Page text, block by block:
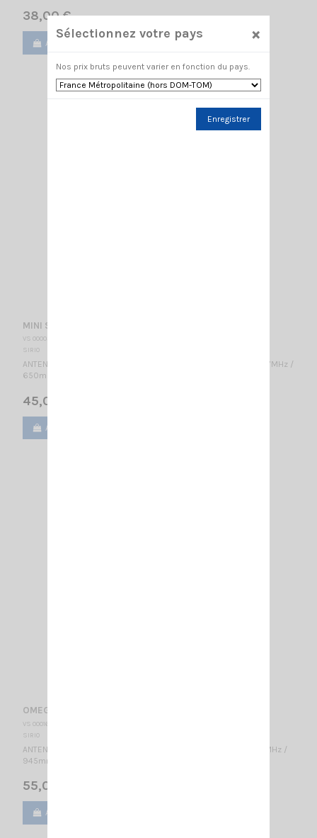
38,00 €
Ajouter au panier
MINI SNAKE 27 MAG SIRIO
VS 000032
SIRIO
ANTENNE MOBILE MAGNÉTIQUE / 26.5…27.4 MHz réglable / CB 27MHz /
650mm / Inclinable
45,00 €
Ajouter au panier
OMEGA 27 MAG SIRIO
VS 000163
SIRIO
ANTENNE MOBILE MAGNÉTIQUE / 27…28.5 MHz réglable / CB 27MHz /
945mm / Inclinable
55,00 €
Ajouter au panier
Sélectionnez votre pays ×
Nos prix bruts peuvent varier en fonction du pays.
Enregistrer